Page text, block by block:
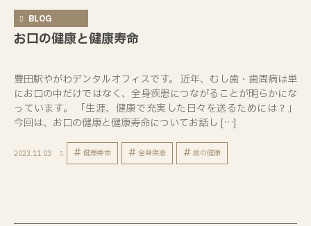
BLOG
お口の健康と健康寿命
豊田駅やがわデンタルオフィスです。 近年、むし歯・歯周病は単
にお口の中だけではなく、全身疾患につながることが明らかにな
っています。 「生涯、健康で充実した日々を送るためには？」
今回は、お口の健康と健康寿命についてお話し […]
2023.11.03 健康寿命 全身疾患 歯の健康